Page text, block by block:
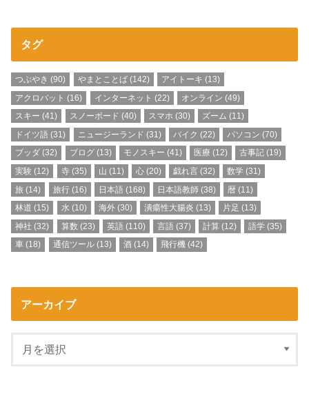
タグ
つぶやき (90) やまとことば(142) アイトーキ (13)
アクロバット (16) インターネット (22) オンライン (49)
スキー (41) スノーボード (40) スマホ (30) ズーム (11)
ドイツ語 (31) ニュージーランド (31) バイク (22) パソコン (70)
ブッダ (32) ブログ(13) モノスキー (41) 医療 (12) 古事記 (19)
実験 (12) 寺(35) 山 (11) 心 (20) 戯れ言 (32) 数学 (31)
旅 (14) 旅行(16) 日本語 (168) 日本語教師 (38) 暦 (11)
林道 (15) 水 (10) 海外(30) 潰瘍性大腸炎 (13) 片足 (13)
神社 (32) 算数 (23) 英語 (110) 言語 (37) 計算 (12) 語学 (35)
車 (18) 通信ツール(13) 酒(14) 飛行機 (42)
アーカイブ